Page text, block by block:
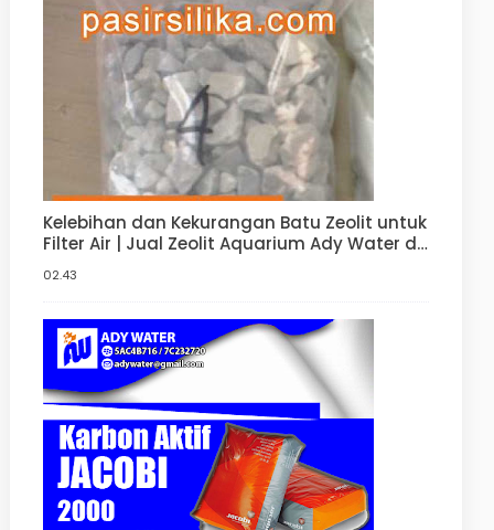
Kelebihan dan Kekurangan Batu Zeolit untuk
Filter Air | Jual Zeolit Aquarium Ady Water di
Jakarta Barat
02.43